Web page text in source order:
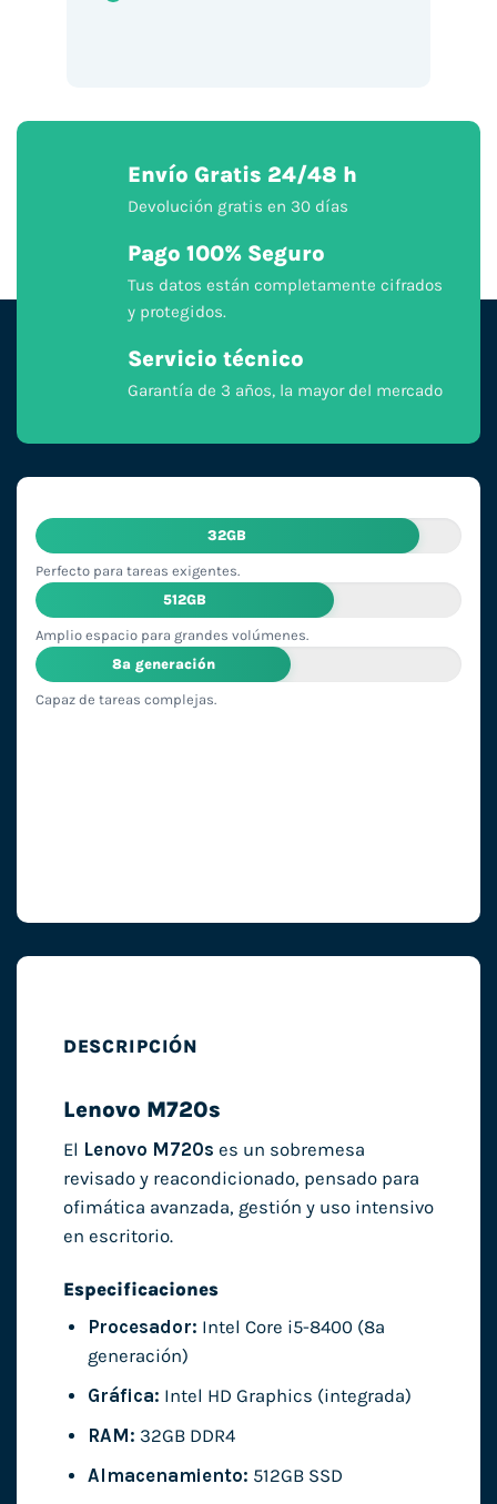
Envío Gratis 24/48 h
Devolución gratis en 30 días
Pago 100% Seguro
Tus datos están completamente cifrados
y protegidos.
Servicio técnico
Garantía de 3 años, la mayor del mercado
32GB
Perfecto para tareas exigentes.
512GB
Amplio espacio para grandes volúmenes.
8ª generación
Capaz de tareas complejas.
DESCRIPCIÓN
Lenovo M720s
El Lenovo M720s es un sobremesa
revisado y reacondicionado, pensado para
ofimática avanzada, gestión y uso intensivo
en escritorio.
Especificaciones
Procesador: Intel Core i5-8400 (8ª
generación)
Gráfica: Intel HD Graphics (integrada)
RAM: 32GB DDR4
Almacenamiento: 512GB SSD